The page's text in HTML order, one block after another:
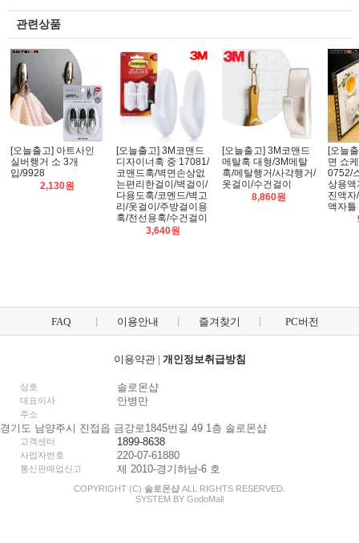
관련상품
[오늘출고] 아트사인
실버행거 소 3개
입/9928
2,130원
[오늘출고] 3M코맨드
디자이너훅 중 17081/
코맨드훅/벽면손상없
는편리한걸이/벽걸이/
다용도훅/코멘드/벽고
리/옷걸이/주방걸이용
훅/전선용훅/수건걸이
3,640원
[오늘출고] 3M코맨드
메탈훅 대형/3M메탈
훅/메탈행거/사각행거/
옷걸이/수건걸이
8,860원
[오늘
면 쇼
0752/
상용액
진액
액자틀
FAQ 이용안내 즐겨찾기 PC버전
이용약관| 개인정보취급방침
상호 솔로몬샵
대표이사 안병만
주소
경기도 남양주시 진접읍 금강로1845번길 49 1층 솔로몬샵
고객센터 1899-8638
사업자번호 220-07-61880
통신판매업신고 제 2010-경기하남-6 호
COPYRIGHT (C) 솔로몬샵 ALL RIGHTS RESERVED.
SYSTEM BY GodoMall